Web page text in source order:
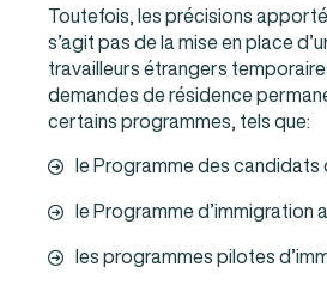
Toutefois, les précisions
s’agit pas de la mise en place
travailleurs étrangers
demandes de résidence
certains programmes, tels que:
le Programme des candidats
le Programme d’immigration
les programmes pilotes